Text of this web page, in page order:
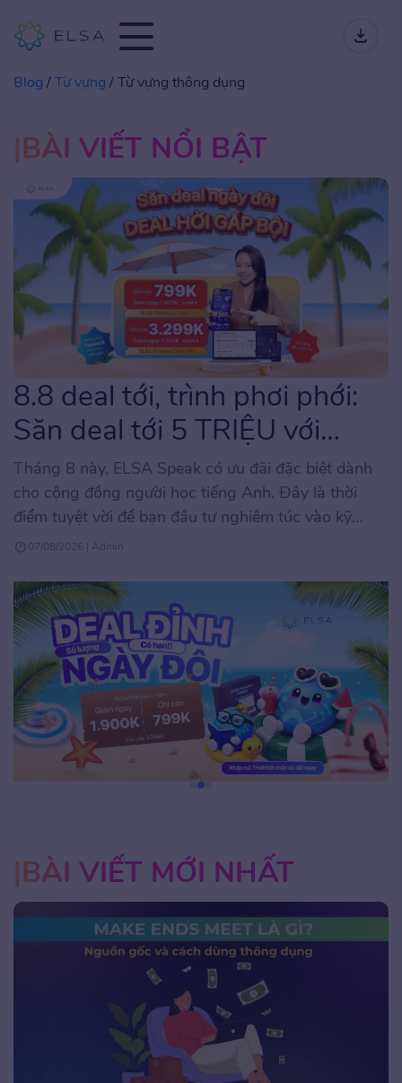
Blog /Từ vựng /Từ vựng thông dụng
BÀI VIẾT NỔI BẬT
8.8 deal tới, trình phơi phới:
Săn deal tới 5 TRIỆU với
ELSA Speak
Tháng 8 này, ELSA Speak có ưu đãi đặc biệt dành
cho cộng đồng người học tiếng Anh. Đây là thời
điểm tuyệt vời để bạn đầu tư nghiêm túc vào kỹ
năng phát âm và giao tiếp tiếng Anh với mức chi phí
áp […]
07/08/2026 | Admin
BÀI VIẾT MỚI NHẤT